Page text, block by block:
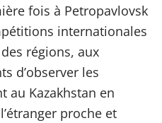
fois à Petropavlovsk
internationales
régions, aux
d’observer les
au Kazakhstan en
proche et